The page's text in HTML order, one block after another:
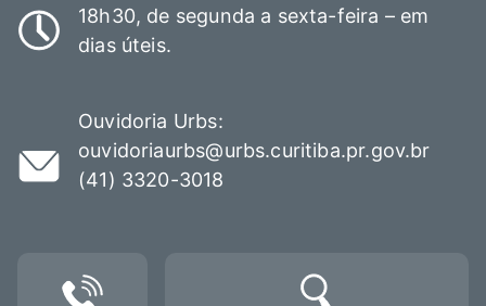
18h30, de segunda a sexta-feira – em
dias úteis.
Ouvidoria Urbs:
ouvidoriaurbs@urbs.curitiba.pr.gov.br
(41) 3320-3018